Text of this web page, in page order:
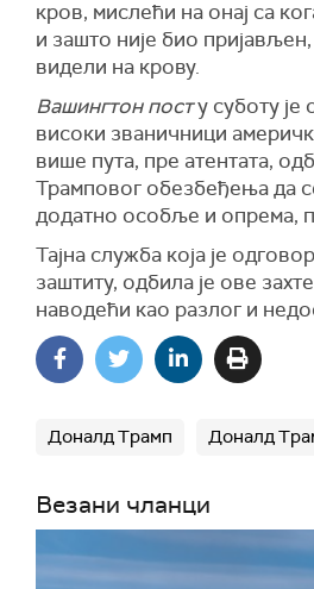
кров, мислећи на онај са
и зашто није био пријављен,
видели на крову.
Вашингтон посту суботу је
високи званичници
више пута, пре атентата,
Трамповог обезбеђења да
додатно особље и опрема,
Тајна служба која је
заштиту, одбила је ове
наводећи као разлог и
Доналд Трамп Доналд
Везани чланци